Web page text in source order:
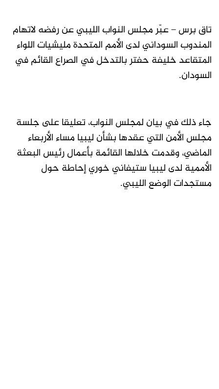
تاق برس – عبّر مجلس النواب الليبي عن رفضه لاتهام
المندوب السوداني لدى الأمم المتحدة مليشيات اللواء
المتقاعد خليفة حفتر بالتدخل في الصراع القائم في
السودان.
جاء ذلك في بيان لمجلس النواب، تعليقا على جلسة
مجلس الأمن التي عقدها بشأن ليبيا مساء الأربعاء
الماضي، وقدمت خلالها القائمة بأعمال رئيس البعثة
الأممية لدى ليبيا ستيفاني خوري إحاطة حول
مستجدات الوضع الليبي.